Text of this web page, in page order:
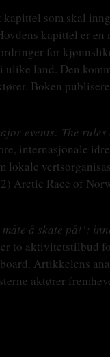
som skal
kapittel er
for
land. Den
Boken
events: The
internasjonale
Arctic Race of
måte å skate på!’:
to aktivitetstilbud
Artikkelens
aktører